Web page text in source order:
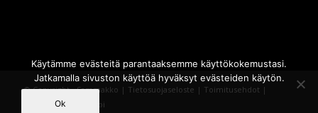
© Copyright - Sammakko | Tietosuojaseloste | Toimitusehdot |
Powered by
iQWebbi
Käytämme evästeitä parantaaksemme käyttökokemustasi.
Jatkamalla sivuston käyttöä hyväksyt evästeiden käytön.
Ok